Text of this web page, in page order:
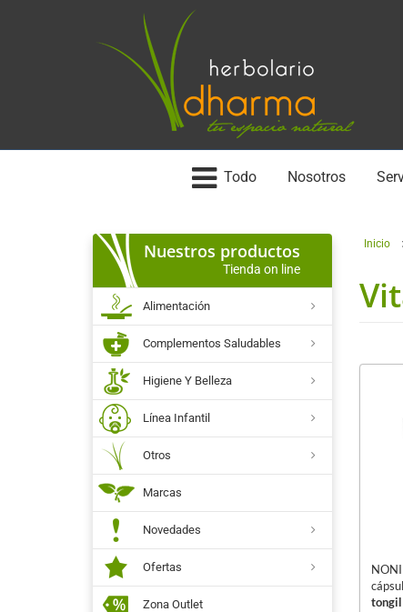
Todo Nosotros
Nuestros productos
Tienda on line
Alimentación
Complementos Saludables
Higiene Y Belleza
Línea Infantil
Otros
Marcas
Novedades
Ofertas
Zona Outlet
Inicio
tongil